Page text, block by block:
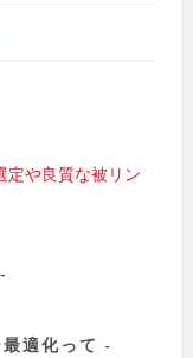
定や良質な被リン
適化って